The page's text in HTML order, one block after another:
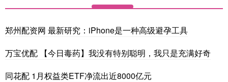
郑州配资网 最新研究：iPhone是一种高级避孕工具
万宝优配 【今日毒药】我没有特别聪明，我只是充满好奇
同花配 1月权益类ETF净流出近8000亿元